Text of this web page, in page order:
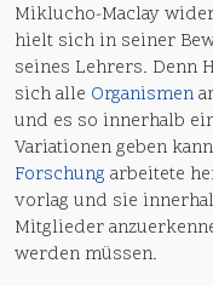
Miklucho-Maclay
hielt sich in seiner
seines Lehrers. Denn
sich alle Organismen
und es so innerhalb
Variationen geben
Forschung arbeitete
vorlag und sie
Mitglieder
werden müssen.